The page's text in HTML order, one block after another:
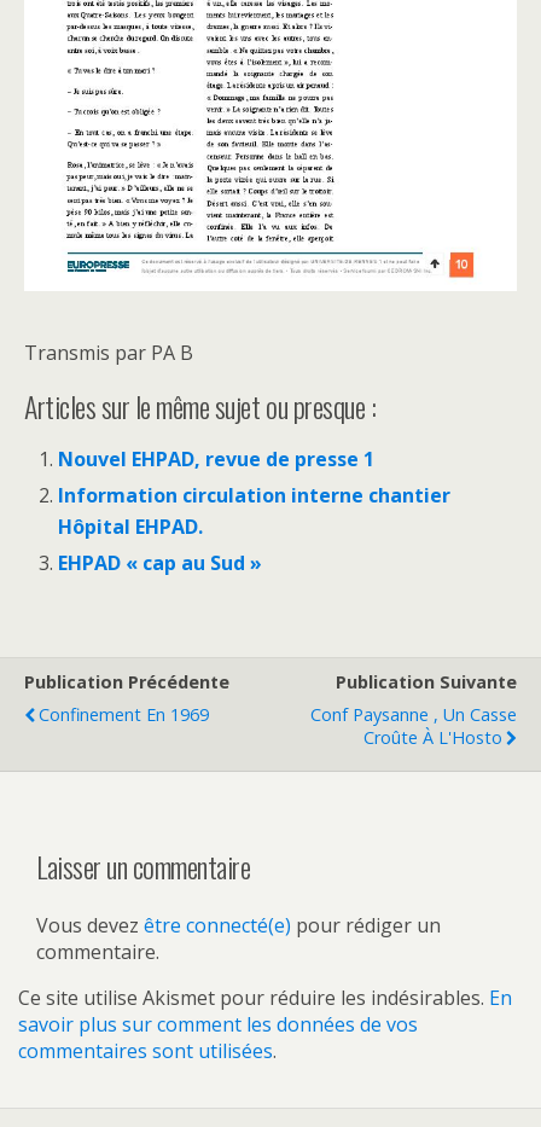
Transmis par PA B
Articles sur le même sujet ou presque :
Nouvel EHPAD, revue de presse 1
Information circulation interne chantier
Hôpital EHPAD.
EHPAD « cap au Sud »
Publication Précédente
Confinement En 1969
Publication Suivante
Conf Paysanne , Un Casse
Croûte À L'Hosto
Laisser un commentaire
Vous devez être connecté(e) pour rédiger un
commentaire.
Ce site utilise Akismet pour réduire les indésirables. En
savoir plus sur comment les données de vos
commentaires sont utilisées.